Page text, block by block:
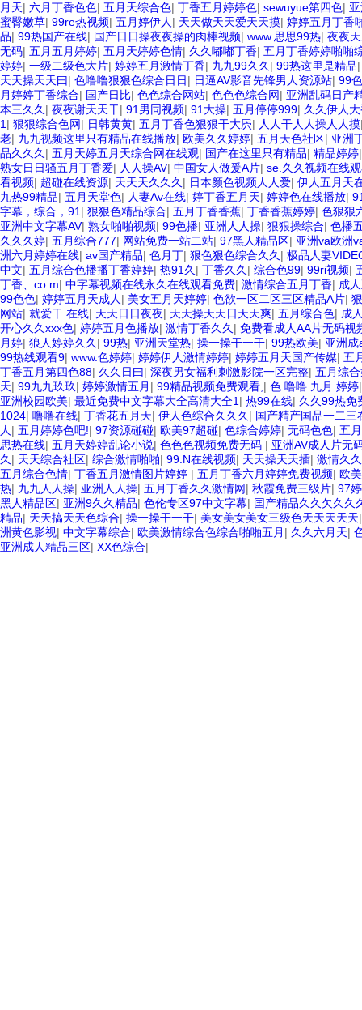
月天| 六月丁香色色| 五月天综合色| 丁香五月婷婷色| sewuyue第四色|
蜜臀嫩草| 99re热视频| 五月婷伊人 | 天天做天天爱天天摸| 婷婷五月丁香
品| 99热国产在线| 国产日日操夜夜操的肉棒视频| www.思思99热| 夜夜
无码| 五月五月婷婷| 五月天婷婷色情| 久久嘟嘟丁香| 五月丁香婷婷啪啪
婷婷| 一级二级色大片| 婷婷五月激情丁香| 九九99久久 | 99热这里是精品
天天操天天曰| 色噜噜狠狠色综合日日| 日逼AV影音先锋男人资源站| 99
月婷婷丁香综合| 国产日比| 色色综合网站| 色色色综合网| 亚洲乱码日产
本三久久 | 夜夜谢天天干| 91男同视频| 91大操| 五月停停999| 久久伊人
1 | 狠狠综合色网| 日韩黄黄| 五月丁香色狠狠干大屄| 人人干人人操人人摸
老| 九九视频这里只有精品在线播放| 欧美久久婷婷| 五月天色社区| 亚洲
品久久久 | 五月天婷五月天综合网在线观| 国产在这里只有精品| 精品婷婷
熟女日日骚五月丁香爱| 人人操AV| 中国女人做爰A片| se.久久视频在线
看视频| 超碰在线资源| 天天天久久久 | 日本颜色视频人人爱| 伊人五月天
九热99精品| 五月天堂色| 人妻Av在线| 婷丁香五月天| 婷婷色在线播放|
字幕，综合，91 | 狠狠色精品综合| 五月丁香香蕉| 丁香香蕉婷婷| 色狠狠
亚洲中文字幕AV| 熟女啪啪视频| 99色播| 亚洲人人操| 狠狠操综合| 色播
久久久婷| 五月综合777| 网站免费一站二站| 97黑人精品区| 亚洲va欧洲
洲六月婷婷在线| av国产精品| 色月丁| 狠色狠色综合久久 | 极品人妻
中文| 五月综合色播播丁香婷婷| 热91久 | 丁香久久 | 综合色99| 99ri视频|
丁香、co m| 中字幕视频在线永久在线观看免费| 激情综合五月丁香| 成
99色色| 婷婷五月天成人 | 美女五月天婷婷| 色欲一区二区三区精品A片|
网站| 就爱干 在线| 天天日日夜夜| 天天操天天日天天爽| 五月综合色| 成
开心久久xxx色| 婷婷五月色播放| 激情丁香久久 | 免费看成人AA片无码视
月婷| 狼人婷婷久久 | 99热| 亚洲天堂热| 操一操干一干| 99热欧美| 亚洲成
99热线观看9| www.色婷婷| 婷婷伊人激情婷婷| 婷婷五月天国产传媒| 五
丁香五月第四色88| 久久日曰| 深夜男女福利刺激影院一区完整| 五月综
天| 99九九玖玖| 婷婷激情五月 | 99精品视频免费观看, | 色 噜噜 九月 婷婷
亚洲校园欧美| 最近免费中文字幕大全高清大全1 | 热99在线| 久久99热免
1024| 噜噜在线| 丁香花五月天| 伊人色综合久久久 | 国产精产国品一二三
人 | 五月婷婷色吧!| 97资源碰碰| 欧美97超碰| 色综合婷婷| 无码色色| 五
思热在线| 五月天婷婷乱论小说| 色色色视频免费无码 | 亚洲AV成人片无
久 | 天天综合社区| 综合激情啪啪| 99.N在线视频| 天天操天天插| 激情久
五月综合色情| 丁香五月激情图片婷婷 | 五月丁香六月婷婷免费视频| 欧
热| 九九人人操| 亚洲人人操| 五月丁香久久激情网| 秋霞免费三级片| 97
黑人精品区| 亚洲9久久精品| 色伦专区97中文字幕| 囯产精品久久欠久久
精品| 天天搞天天色综合| 操一操干一干| 美女美女美女三级色天天天天天
洲黄色影视| 中文字幕综合| 欧美激情综合色综合啪啪五月 | 久久六月天|
亚洲成人精品三区| XX色综合|